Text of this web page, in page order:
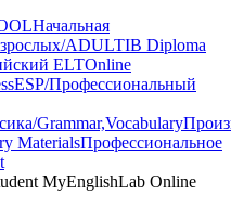
Начальная
ADULTIB Diploma
ELTOnline
ESP/Профессиональный
Grammar,Vocabulary
MaterialsПрофессиональное
MyEnglishLab Online